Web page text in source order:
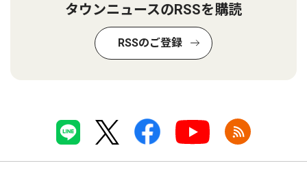
タウンニュースのRSSを購読
RSSのご登録